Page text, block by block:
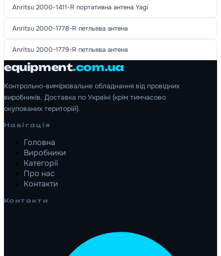
Anritsu 2000-1411-R портативна антена Yagi
Anritsu 2000-1778-R петльева антена
Anritsu 2000-1779-R петльева антена
equipment.com.ua
Контрольно-вимірювальне обладнання від провідних
виробників. Доставка по Україні (крім тимчасово
окупованих територій).
Навігація
Головна
Виробники
Категорії
Про нас
Контакти
Контакти